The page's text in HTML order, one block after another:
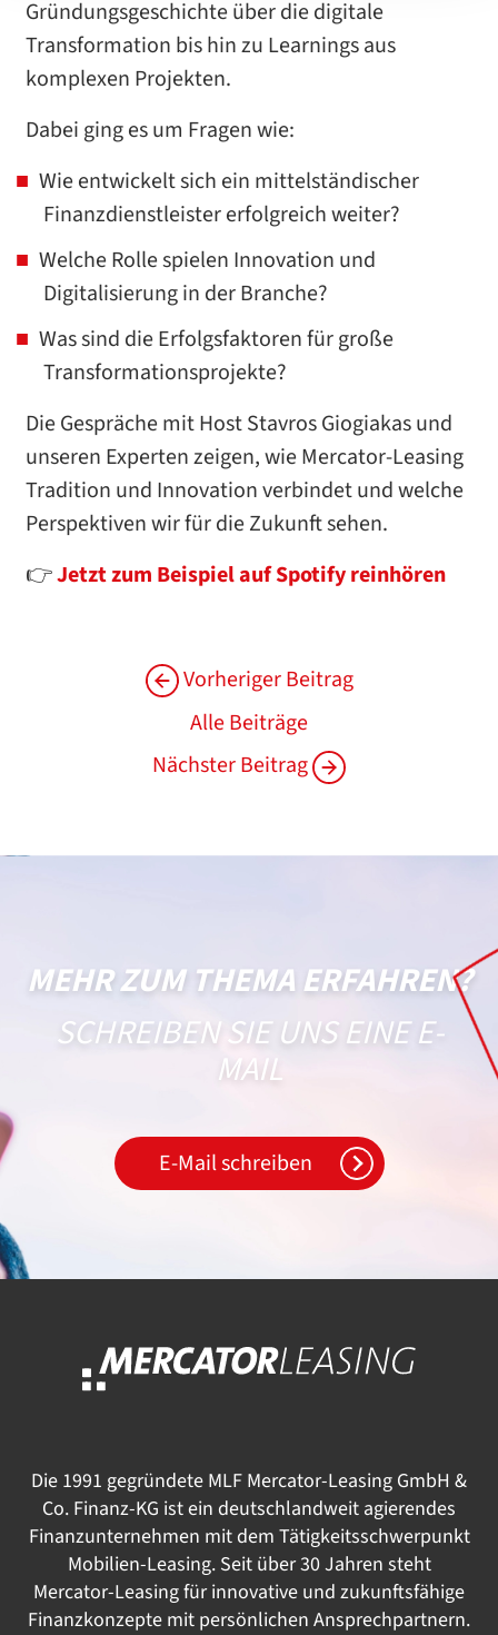
Gründungsgeschichte über die digitale
Transformation bis hin zu Learnings aus
komplexen Projekten.
Dabei ging es um Fragen wie:
Wie entwickelt sich ein mittelständischer
Finanzdienstleister erfolgreich weiter?
Welche Rolle spielen Innovation und
Digitalisierung in der Branche?
Was sind die Erfolgsfaktoren für große
Transformationsprojekte?
Die Gespräche mit Host Stavros Giogiakas und
unseren Experten zeigen, wie Mercator-Leasing
Tradition und Innovation verbindet und welche
Perspektiven wir für die Zukunft sehen.
👉Jetzt zum Beispiel auf Spotify reinhören
Vorheriger Beitrag
Alle Beiträge
Nächster Beitrag
MEHR ZUM THEMA ERFAHREN?
SCHREIBEN SIE UNS EINE E-
MAIL
E-Mail schreiben
Die 1991 gegründete MLF Mercator-Leasing GmbH &
Co. Finanz-KG ist ein deutschlandweit agierendes
Finanzunternehmen mit dem Tätigkeitsschwerpunkt
Mobilien-Leasing. Seit über 30 Jahren steht
Mercator-Leasing für innovative und zukunftsfähige
Finanzkonzepte mit persönlichen Ansprechpartnern.